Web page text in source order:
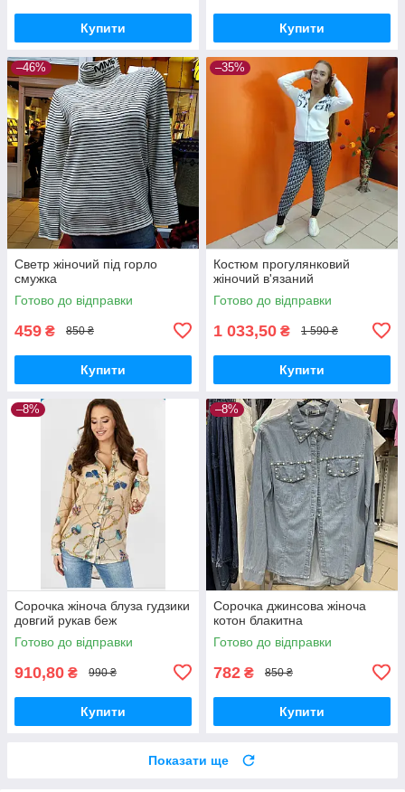
Купити Купити
–46%
Светр жіночий під горло
смужка
Готово до відправки
459 ₴ 850 ₴
Купити
–35%
Костюм прогулянковий
жіночий в'язаний
Готово до відправки
1 033,50 ₴ 1 590 ₴
Купити
–8%
Сорочка жіноча блуза гудзики
довгий рукав беж
Готово до відправки
910,80 ₴ 990 ₴
Купити
–8%
Сорочка джинсова жіноча
котон блакитна
Готово до відправки
782 ₴ 850 ₴
Купити
Показати ще